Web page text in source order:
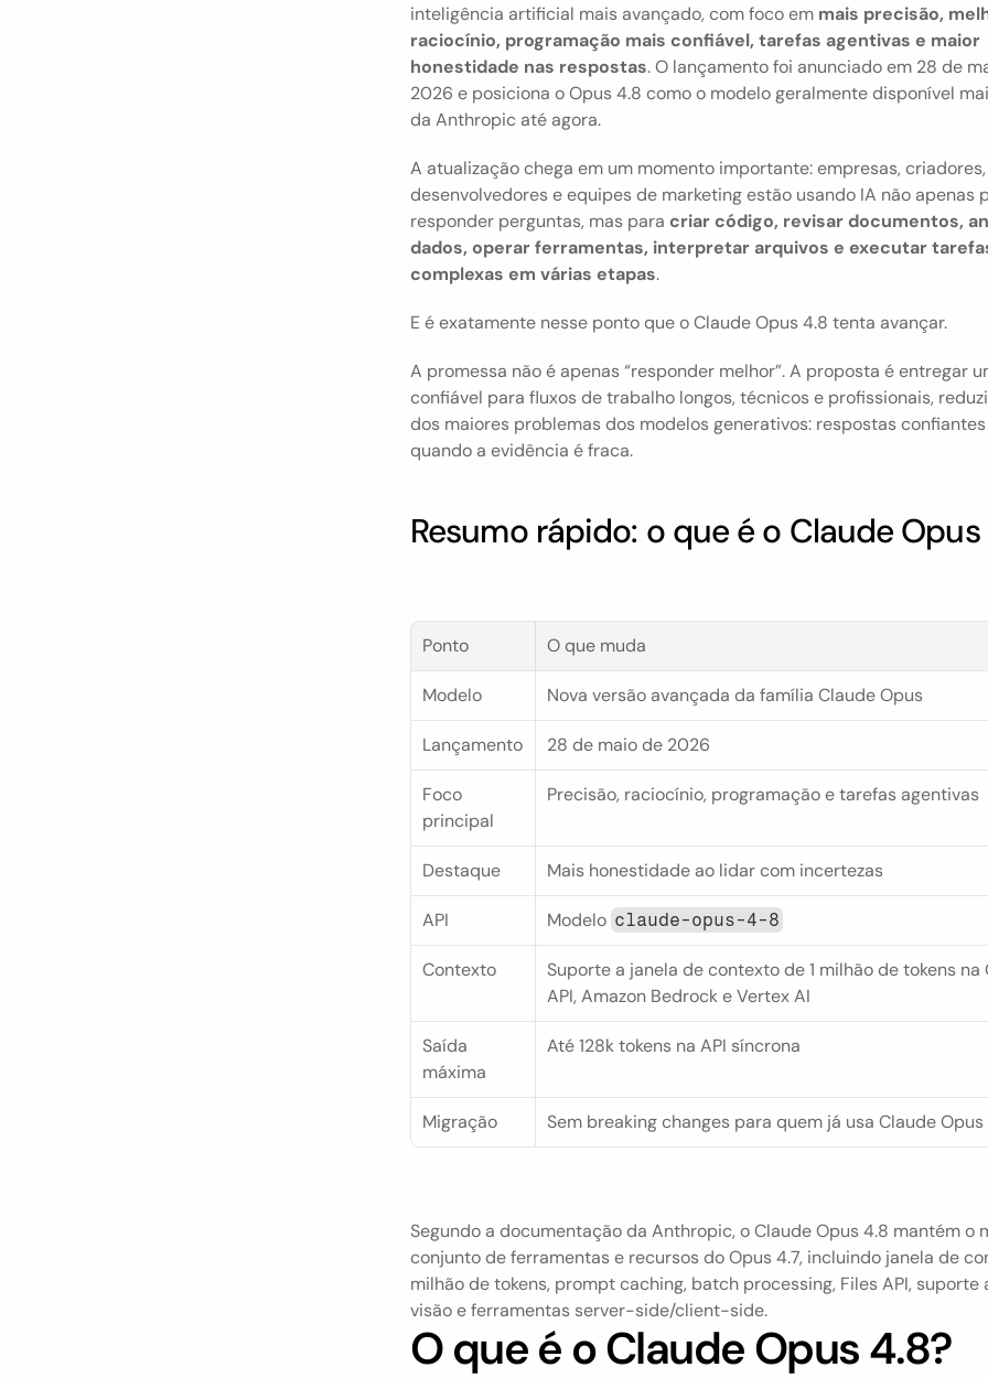
inteligência artificial mais avançado, com foco em mais precisão,
raciocínio, programação mais confiável, tarefas agentivas e maior
honestidade nas respostas. O lançamento foi anunciado em 28 de
2026 e posiciona o Opus 4.8 como o modelo geralmente disponível
da Anthropic até agora.
A atualização chega em um momento importante: empresas, criadores,
desenvolvedores e equipes de marketing estão usando IA não apenas
responder perguntas, mas para criar código, revisar documentos,
dados, operar ferramentas, interpretar arquivos e executar
complexas em várias etapas.
E é exatamente nesse ponto que o Claude Opus 4.8 tenta avançar.
A promessa não é apenas “responder melhor”. A proposta é entregar
confiável para fluxos de trabalho longos, técnicos e profissionais,
dos maiores problemas dos modelos generativos: respostas
quando a evidência é fraca.
Resumo rápido: o que é o Claude Opus
Ponto O que muda
Modelo Nova versão avançada da família Claude Opus
Lançamento 28 de maio de 2026
Foco
principal
Precisão, raciocínio, programação e tarefas agentivas
Destaque Mais honestidade ao lidar com incertezas
API Modelo claude-opus-4-8
Contexto
Suporte a janela de contexto de 1 milhão de tokens na
API, Amazon Bedrock e Vertex AI
Saída
máxima
Até 128k tokens na API síncrona
Migração Sem breaking changes para quem já usa Claude Opus
Segundo a documentação da Anthropic, o Claude Opus 4.8 mantém o
conjunto de ferramentas e recursos do Opus 4.7, incluindo janela de
milhão de tokens, prompt caching, batch processing, Files API, suporte
visão e ferramentas server-side/client-side.
O que é o Claude Opus 4.8?